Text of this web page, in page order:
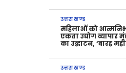
उत्तराखण्ड
महिलाओं को
एकता उद्योग व्यापार
का उद्घाटन, ‘बारह
उत्तराखण्ड